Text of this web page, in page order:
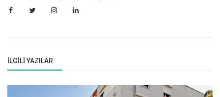
İLGILI YAZILAR